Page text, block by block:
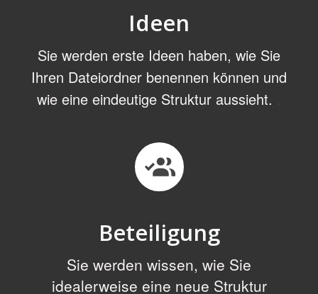
Ideen
Sie werden erste Ideen haben, wie Sie
Ihren Dateiordner benennen können und
wie eine eindeutige Struktur aussieht.
Beteiligung
Sie werden wissen, wie Sie
idealerweise eine neue Struktur